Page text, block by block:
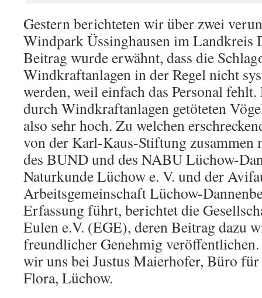
Gestern berichteten wir über zwei
Windpark Üssinghausen im Landkreis
Beitrag wurde erwähnt, dass die
Windkraftanlagen in der Regel nicht
werden, weil einfach das Personal
durch Windkraftanlagen getöteten
also sehr hoch. Zu welchen
von der Karl-Kaus-Stiftung zusammen
des BUND und des NABU Lüchow-
Naturkunde Lüchow e. V. und der
Arbeitsgemeinschaft Lüchow-
Erfassung führt, berichtet die
Eulen e.V. (EGE), deren Beitrag dazu
freundlicher Genehmig veröffentlichen.
wir uns bei Justus Maierhofer, Büro
Flora, Lüchow.